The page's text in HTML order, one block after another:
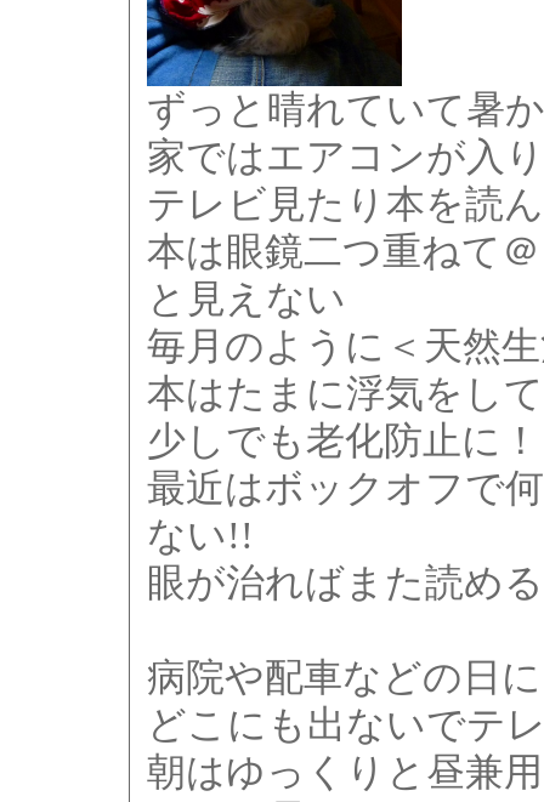
ずっと晴れていて暑
家ではエアコンが入
テレビ見たり本を読
本は眼鏡二つ重ねて
と見えない
毎月のように＜天然
本はたまに浮気をし
少しでも老化防止に
最近はボックオフで
ない!!
眼が治ればまた読め
病院や配車などの日
どこにも出ないでテ
朝はゆっくりと昼兼